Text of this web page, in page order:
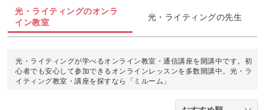
オートクチュール刺繍
リボン刺繍
ビーズ刺繍
あみぐるみ
コピック
色鉛筆
ネイルケア
ジェルネイル
レジンアクセサリー
ワイヤーアクセサリー
キャンドルホルダー
マーブルキャンドル
スイーツキャンドル
カリグラフィー
レタリング
すべて
トールペイント
すべて
筆文字
ペーパークラフト
ペーパーアート
ハンドメイド
石鹸作り
クッキング ビジネス
光・ライティングのオンラ
イン教室
光・ライティングの先生
光・ライティングが学べるオンライン教室・通信講座を開講中です。初
心者でも安心して参加できるオンラインレッスンを多数開講中。光・ラ
イティング教室・講座を探すなら「ミルーム」